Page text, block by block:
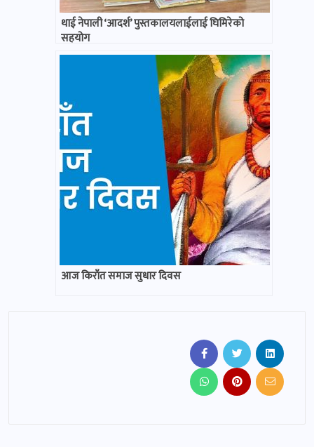
थाई नेपाली ‘आदर्श’ पुस्तकालयलाईलाई घिमिरेको
सहयोग
आज किराँत समाज सुधार दिवस